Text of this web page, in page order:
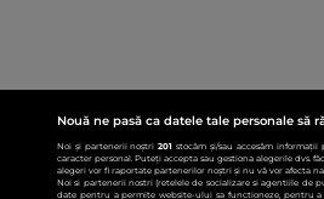
Nouă ne pasă ca datele tale personale să
Noi și partenerii noștri201 stocăm și/sau accesăm
caracter personal. Puteți accepta sau gestiona alegerile dvs.
alegeri vor fi raportate partenerilor noștri și nu vă vor afecta
Noi si partenerii nostri (retelele de socializare si agentiile de
date pentru a permite website-ului sa functioneze, pentru